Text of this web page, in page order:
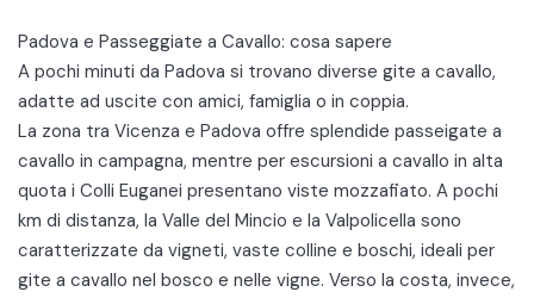
Padova e Passeggiate a Cavallo: cosa sapere
A pochi minuti da Padova si trovano diverse gite a cavallo,
adatte ad uscite con amici, famiglia o in coppia.
La zona tra Vicenza e Padova offre splendide passeigate a
cavallo in campagna, mentre per escursioni a cavallo in alta
quota i Colli Euganei presentano viste mozzafiato. A pochi
km di distanza, la Valle del Mincio e la Valpolicella sono
caratterizzate da vigneti, vaste colline e boschi, ideali per
gite a cavallo nel bosco e nelle vigne. Verso la costa, invece,